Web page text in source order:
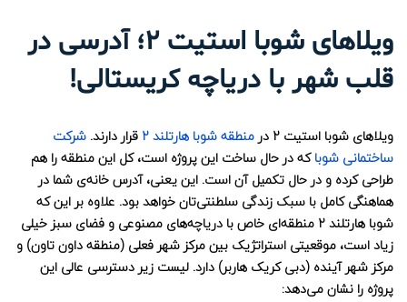
ویلاهای شوبا استیت 2؛ آدرسی در
قلب شهر با دریاچه کریستالی!
ویلاهای شوبا استیت 2 در منطقه شوبا هارتلند 2 قرار دارند. شرکت
ساختمانی شوباکه در حال ساخت این پروژه است، کل این منطقه را هم
طراحی کرده و در حال تکمیل آن است. این یعنی، آدرس‌ خانه‌ی شما در
هماهنگی کامل با سبک زندگی سلطنتی‌تان خواهد بود. علاوه بر این که
شوبا هارتلند 2 منطقه‌ای خاص با دریاچه‌های مصنوعی و فضای سبز خیلی
زیاد است، موقعیتی استراتژیک بین مرکز شهر فعلی (منطقه داون تاون) و
مرکز شهر آینده (دبی کریک هاربر) دارد. لیست زیر دسترسی عالی این
پروژه را نشان می‌دهد: